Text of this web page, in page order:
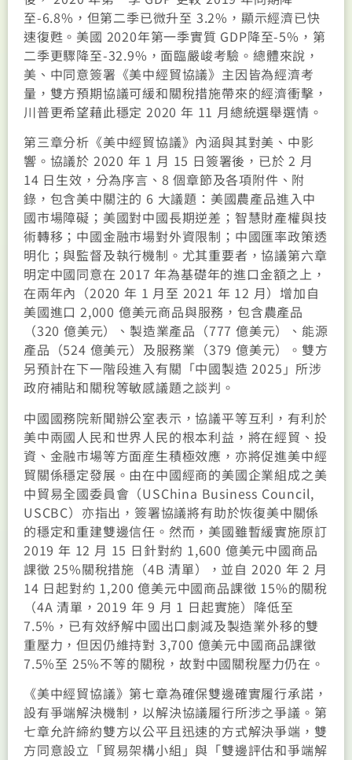
至-6.8%，但第二季已微升至 3.2%，顯示經濟已快
速復甦。美國 2020年第一季實質 GDP降至-5%，第
二季更驟降至-32.9%，面臨嚴峻考驗。總體來說，
美、中同意簽署《美中經貿協議》主因皆為經濟考
量，雙方預期協議可緩和關稅措施帶來的經濟衝擊，
川普更希望藉此穩定 2020 年 11 月總統選舉選情。
第三章分析《美中經貿協議》內涵與其對美、中影
響。協議於 2020 年 1 月 15 日簽署後，已於 2 月
14 日生效，分為序言、8 個章節及各項附件、附
錄，包含美中關注的 6 大議題：美國農產品進入中
國市場障礙；美國對中國長期逆差；智慧財產權與技
術轉移；中國金融市場對外資限制；中國匯率政策透
明化；與監督及執行機制。尤其重要者，協議第六章
明定中國同意在 2017 年為基礎年的進口金額之上，
在兩年內（2020 年 1 月至 2021 年 12 月）增加自
美國進口 2,000 億美元商品與服務，包含農產品
（320 億美元）、製造業產品（777 億美元）、能源
產品（524 億美元）及服務業（379 億美元）。雙方
另預計在下一階段進入有關「中國製造 2025」所涉
政府補貼和關稅等敏感議題之談判。
中國國務院新聞辦公室表示，協議平等互利，有利於
美中兩國人民和世界人民的根本利益，將在經貿、投
資、金融市場等方面産生積極效應，亦將促進美中經
貿關係穩定發展。由在中國經商的美國企業組成之美
中貿易全國委員會（USChina Business Council,
USCBC）亦指出，簽署協議將有助於恢復美中關係
的穩定和重建雙邊信任。然而，美國雖暫緩實施原訂
2019 年 12 月 15 日針對約 1,600 億美元中國商品
課徵 25%關稅措施（4B 清單），並自 2020 年 2 月
14 日起對約 1,200 億美元中國商品課徵 15%的關稅
（4A 清單，2019 年 9 月 1 日起實施）降低至
7.5%，已有效紓解中國出口劇減及製造業外移的雙
重壓力，但因仍維持對 3,700 億美元中國商品課徵
7.5%至 25%不等的關稅，故對中國關稅壓力仍在。
《美中經貿協議》第七章為確保雙邊確實履行承諾，
設有爭端解決機制，以解決協議履行所涉之爭議。第
七章允許締約雙方以公平且迅速的方式解決爭端，雙
方同意設立「貿易架構小組」與「雙邊評估和爭端解